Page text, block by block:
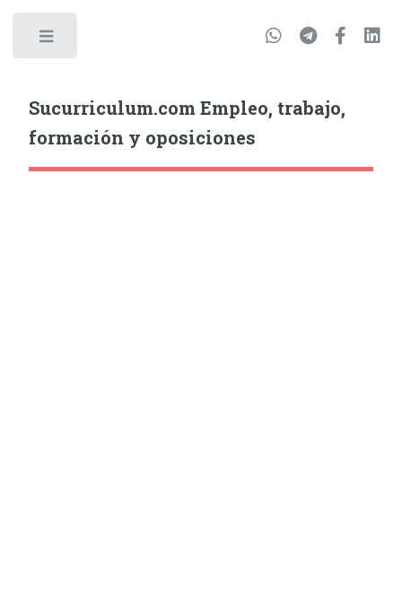
Sucurriculum.com Empleo, trabajo,
formación y oposiciones